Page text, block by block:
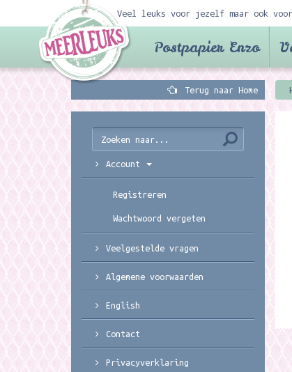
Veel leuks voor jezelf maar ook
Postpapier Enzo
Terug naar Home
Account
Registreren
Wachtwoord vergeten
Veelgestelde vragen
Algemene voorwaarden
English
Contact
Privacyverklaring